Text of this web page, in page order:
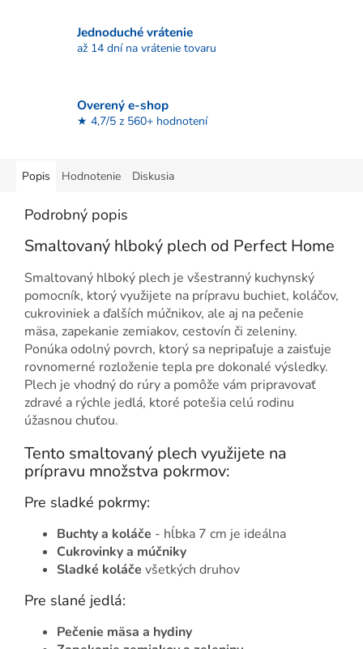
Jednoduché vrátenie
až 14 dní na vrátenie tovaru
Overený e-shop
★ 4,7/5 z 560+ hodnotení
Popis Hodnotenie Diskusia
Podrobný popis
Smaltovaný hlboký plech od Perfect Home
Smaltovaný hlboký plech je všestranný kuchynský
pomocník, ktorý využijete na prípravu buchiet, koláčov,
cukroviniek a ďalších múčnikov, ale aj na pečenie
mäsa, zapekanie zemiakov, cestovín či zeleniny.
Ponúka odolný povrch, ktorý sa nepripaľuje a zaisťuje
rovnomerné rozloženie tepla pre dokonalé výsledky.
Plech je vhodný do rúry a pomôže vám pripravovať
zdravé a rýchle jedlá, ktoré potešia celú rodinu
úžasnou chuťou.
Tento smaltovaný plech využijete na
prípravu množstva pokrmov:
Pre sladké pokrmy:
Buchty a koláče - hĺbka 7 cm je ideálna
Cukrovinky a múčniky
Sladké koláče všetkých druhov
Pre slané jedlá:
Pečenie mäsa a hydiny